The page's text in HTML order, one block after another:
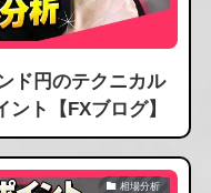
ド円のテクニカル
ト【FXブログ】
相場分析